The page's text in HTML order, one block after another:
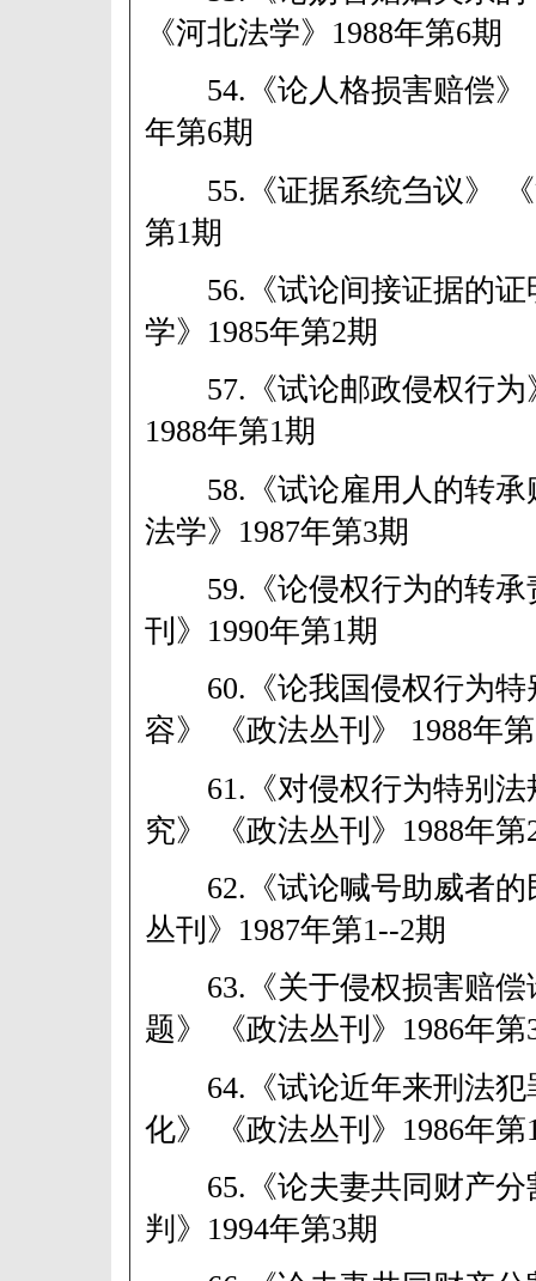
《河北法学》1988年第6期
54.《论人格损害赔偿》
年第6期
55.《证据系统刍议》 《
第1期
56.《试论间接证据的证
学》1985年第2期
57.《试论邮政侵权行为
1988年第1期
58.《试论雇用人的转承
法学》1987年第3期
59.《论侵权行为的转承
刊》1990年第1期
60.《论我国侵权行为特
容》 《政法丛刊》 1988年
61.《对侵权行为特别法
究》 《政法丛刊》1988年第
62.《试论喊号助威者的
丛刊》1987年第1--2期
63.《关于侵权损害赔偿
题》 《政法丛刊》1986年第
64.《试论近年来刑法犯
化》 《政法丛刊》1986年第
65.《论夫妻共同财产分
判》1994年第3期